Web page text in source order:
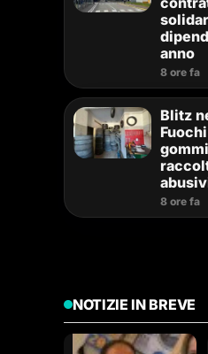
anno
8 ore fa
Blitz
8 ore fa
NOTIZIE IN BREVE